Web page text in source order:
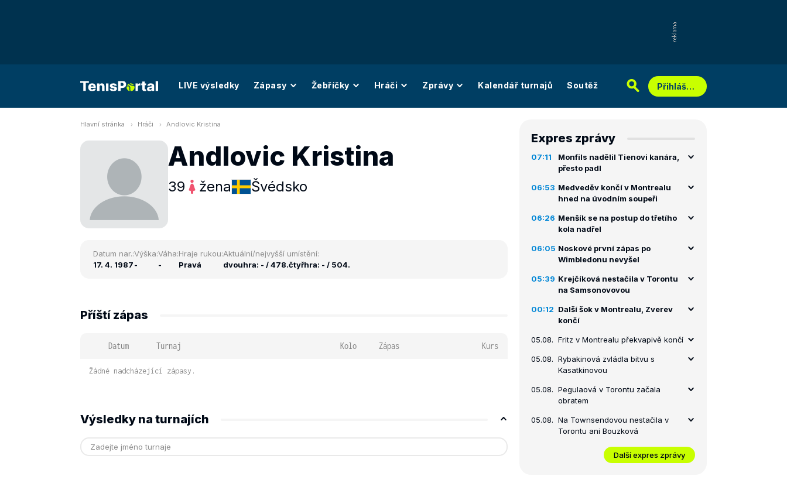
LIVE výsledky Zápasy Žebříčky Hráči Zprávy Kalendář turnajů Soutěž Přihlášení
Hlavní stránka Hráči Andlovic Kristina
Andlovic Kristina
39 žena Švédsko
Datum nar.:
17. 4. 1987
Výška:
-
Váha:
-
Hraje rukou:
Pravá
Aktuální/nejvyšší umístění:
dvouhra: - / 478.čtyřhra: - / 504.
Příští zápas
Datum Turnaj Kolo Zápas Kurs
Žádné nadcházející zápasy.
Výsledky na turnajích
Expres zprávy
07:11
Monfils nadělil Tienovi kanára,
přesto padl
06:53 Medveděv končí v Montrealu
hned na úvodním soupeři
06:26 Menšík se na postup do třetího
kola nadřel
06:05 Noskové první zápas po
Wimbledonu nevyšel
05:39 Krejčíková nestačila v Torontu
na Samsonovovou
00:12 Další šok v Montrealu, Zverev
končí
05.08. Fritz v Montrealu překvapivě končí
05.08. Rybakinová zvládla bitvu s
Kasatkinovou
05.08. Pegulaová v Torontu začala
obratem
05.08. Na Townsendovou nestačila v
Torontu ani Bouzková
Další expres zprávy